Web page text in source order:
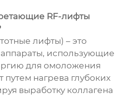
RF-лифты
лифты) – это
использующие
для омоложения
нагрева глубоких
выработку коллагена